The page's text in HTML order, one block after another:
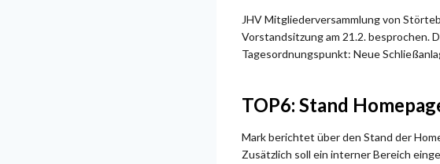
JHV Mitgliederversammlung von
Vorstandsitzung am 21.2. besprochen.
Tagesordnungspunkt: Neue
TOP6: Stand
Mark berichtet über den Stand der
Zusätzlich soll ein interner Bereich